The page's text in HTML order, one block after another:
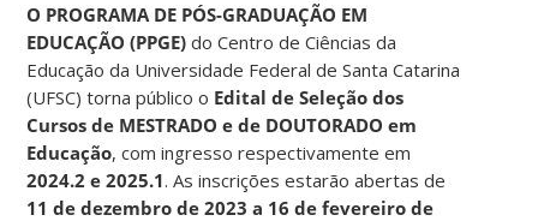
O PROGRAMA DE PÓS-GRADUAÇÃO EM
EDUCAÇÃO (PPGE) do Centro de Ciências da
Educação da Universidade Federal de Santa Catarina
(UFSC) torna público o Edital de Seleção dos
Cursos de MESTRADO e de DOUTORADO em
Educação, com ingresso respectivamente em
2024.2 e 2025.1. As inscrições estarão abertas de
11 de dezembro de 2023 a 16 de fevereiro de